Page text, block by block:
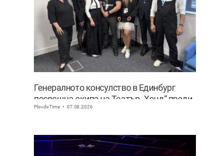
Генералното консулство в Единбург
посрещна екипа на Театър „Хенд“ преди
историческия им дебют на световния
PlovdivTime 07.08.2026